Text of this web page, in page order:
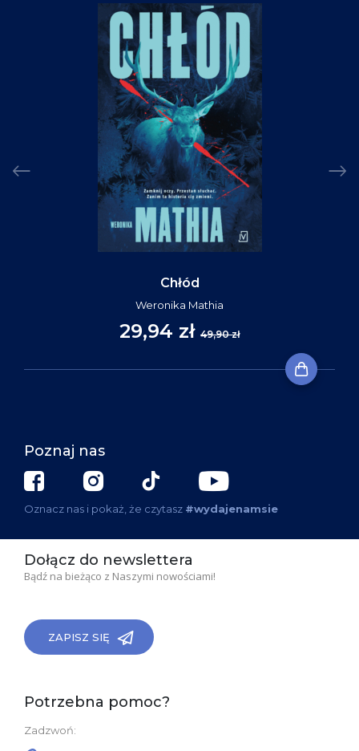
Chłód
Weronika Mathia
29,94 zł 49,90 zł
Poznaj nas
Oznacz nas i pokaż, że czytasz #wydajenamsie
Dołącz do newslettera
Bądź na bieżąco z Naszymi nowościami!
ZAPISZ SIĘ
Potrzebna pomoc?
Zadzwoń: